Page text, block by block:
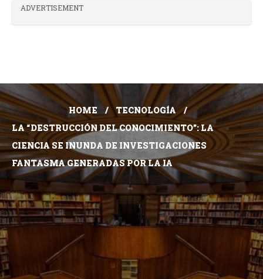
ADVERTISEMENT
HOME
TECNOLOGÍA
LA “DESTRUCCIÓN DEL CONOCIMIENTO”: LA
CIENCIA SE INUNDA DE INVESTIGACIONES
FANTASMA GENERADAS POR LA IA